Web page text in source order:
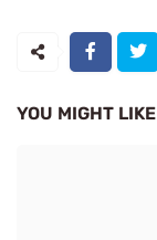
YOU MIGHT LIKE